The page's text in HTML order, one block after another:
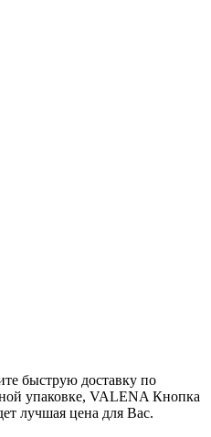
быструю доставку по
упаковке, VALENA Кнопка
лучшая цена для Вас.